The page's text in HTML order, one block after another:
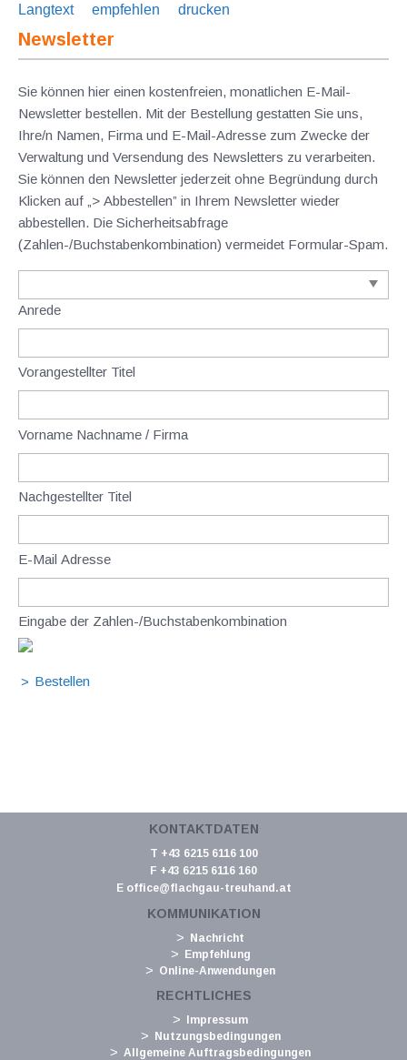
Langtext
empfehlen drucken
Newsletter
Sie können hier einen kostenfreien, monatlichen E-Mail-
Newsletter bestellen. Mit der Bestellung gestatten Sie uns,
Ihre/n Namen, Firma und E-Mail-Adresse zum Zwecke der
Verwaltung und Versendung des Newsletters zu verarbeiten.
Sie können den Newsletter jederzeit ohne Begründung durch
Klicken auf „> Abbestellen” in Ihrem Newsletter wieder
abbestellen. Die Sicherheitsabfrage
(Zahlen-/Buchstabenkombination) vermeidet Formular-Spam.
Anrede
Vorangestellter Titel
Vorname Nachname / Firma
Nachgestellter Titel
E-Mail Adresse
Eingabe der Zahlen-/Buchstabenkombination
KONTAKTDATEN
T +43 6215 6116 100
F +43 6215 6116 160
E office@flachgau-treuhand.at
KOMMUNIKATION
Nachricht
Empfehlung
Online-Anwendungen
RECHTLICHES
Impressum
Nutzungsbedingungen
Allgemeine Auftragsbedingungen